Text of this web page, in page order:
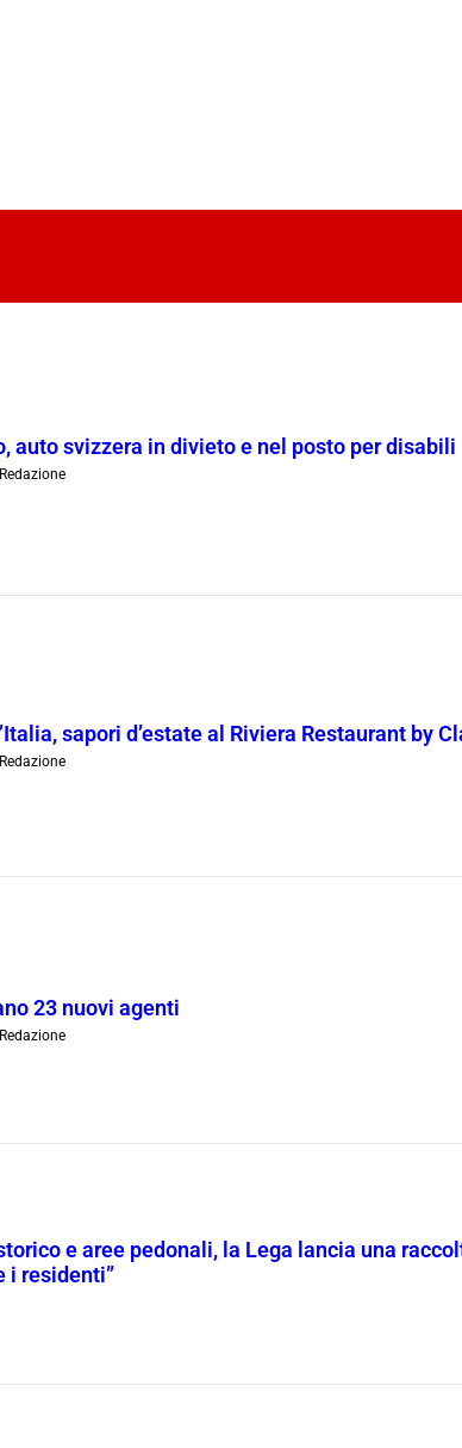
auto svizzera in divieto e nel posto per disabili
Redazione
sapori d’estate al Riviera Restaurant by
Redazione
23 nuovi agenti
Redazione
e aree pedonali, la Lega lancia una
i residenti”